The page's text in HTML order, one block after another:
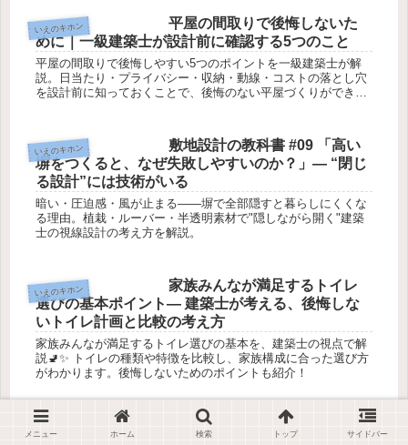
いえのキホン
平屋の間取りで後悔しないた
めに｜一級建築士が設計前に確認する5つのこと
平屋の間取りで後悔しやすい5つのポイントを一級建築士が解
説。日当たり・プライバシー・収納・動線・コストの落とし穴
を設計前に知っておくことで、後悔のない平屋づくりができま
いえのキホン
敷地設計の教科書 #09 「高い
塀をつくると、なぜ失敗しやすいのか？」― “閉じ
る設計”には技術がいる
暗い・圧迫感・風が止まる——塀で全部隠すと暮らしにくくな
る理由。植栽・ルーバー・半透明素材で"隠しながら開く"建築
士の視線設計の考え方を解説。
いえのキホン
家族みんなが満足するトイレ
選びの基本ポイント― 建築士が考える、後悔しな
いトイレ計画と比較の考え方
家族みんなが満足するトイレ選びの基本を、建築士の視点で解
説🚽✨ トイレの種類や特徴を比較し、家族構成に合った選び方
がわかります。後悔しないためのポイントも紹介！
いえのキホン
トイレ選びガイド｜建築士が
メニュー ホーム 検索 トップ サイドバー